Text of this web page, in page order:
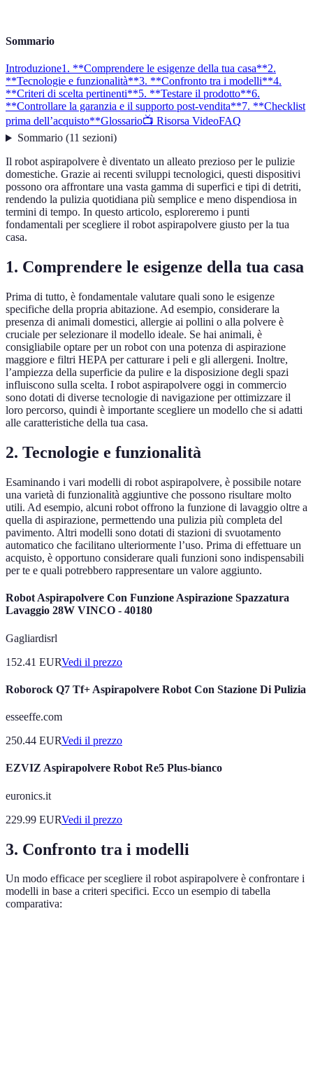
Sommario
Introduzione1. **Comprendere le esigenze della tua casa**2.
**Tecnologie e funzionalità**3. **Confronto tra i modelli**4.
**Criteri di scelta pertinenti**5. **Testare il prodotto**6.
**Controllare la garanzia e il supporto post-vendita**7. **Checklist
prima dell’acquisto**Glossario📺 Risorsa VideoFAQ
Sommario(11 sezioni)
Il robot aspirapolvere è diventato un alleato prezioso per le pulizie
domestiche. Grazie ai recenti sviluppi tecnologici, questi dispositivi
possono ora affrontare una vasta gamma di superfici e tipi di detriti,
rendendo la pulizia quotidiana più semplice e meno dispendiosa in
termini di tempo. In questo articolo, esploreremo i punti
fondamentali per scegliere il robot aspirapolvere giusto per la tua
casa.
1. Comprendere le esigenze della tua casa
Prima di tutto, è fondamentale valutare quali sono le esigenze
specifiche della propria abitazione. Ad esempio, considerare la
presenza di animali domestici, allergie ai pollini o alla polvere è
cruciale per selezionare il modello ideale. Se hai animali, è
consigliabile optare per un robot con una potenza di aspirazione
maggiore e filtri HEPA per catturare i peli e gli allergeni. Inoltre,
l’ampiezza della superficie da pulire e la disposizione degli spazi
influiscono sulla scelta. I robot aspirapolvere oggi in commercio
sono dotati di diverse tecnologie di navigazione per ottimizzare il
loro percorso, quindi è importante scegliere un modello che si adatti
alle caratteristiche della tua casa.
2. Tecnologie e funzionalità
Esaminando i vari modelli di robot aspirapolvere, è possibile notare
una varietà di funzionalità aggiuntive che possono risultare molto
utili. Ad esempio, alcuni robot offrono la funzione di lavaggio oltre a
quella di aspirazione, permettendo una pulizia più completa del
pavimento. Altri modelli sono dotati di stazioni di svuotamento
automatico che facilitano ulteriormente l’uso. Prima di effettuare un
acquisto, è opportuno considerare quali funzioni sono indispensabili
per te e quali potrebbero rappresentare un valore aggiunto.
Robot Aspirapolvere Con Funzione Aspirazione Spazzatura
Lavaggio 28W VINCO - 40180
Gagliardisrl
152.41 EURVedi il prezzo
Roborock Q7 Tf+ Aspirapolvere Robot Con Stazione Di Pulizia
esseeffe.com
250.44 EURVedi il prezzo
EZVIZ Aspirapolvere Robot Re5 Plus-bianco
euronics.it
229.99 EURVedi il prezzo
3. Confronto tra i modelli
Un modo efficace per scegliere il robot aspirapolvere è confrontare i
modelli in base a criteri specifici. Ecco un esempio di tabella
comparativa: